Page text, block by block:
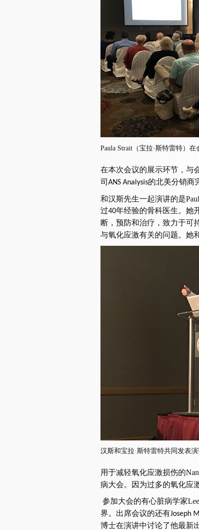
Paula Strait（宝拉·斯特雷特）在
在本次会议的展示环节，与
司 ANS Analysis的北美分销商
和汉斯先生一起演讲的是
过40年经验的骨科医生。她
断，预防和治疗，致力于可
与氧化应激有关的问题。她
汉斯和宝拉·斯特雷特共同发表
用于减轻氧化应激损伤的
病大会。因为过多的氧化应
参加大会的有心脏病学家
界。出席会议的还有Joseph
博士在演讲中讨论了他最新